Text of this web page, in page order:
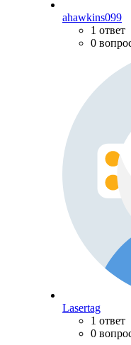
ahawkins099
1 ответ
0
Lasertag
1 ответ
0